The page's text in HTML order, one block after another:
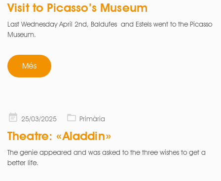
Visit to Picasso’s Museum
Last Wednesday April 2nd, Baldufes and Estels went to the Picasso
Museum.
Més
Posted25/03/2025 Primària
Theatre: «Aladdin»
The genie appeared and was asked to the three wishes to get a
better life.